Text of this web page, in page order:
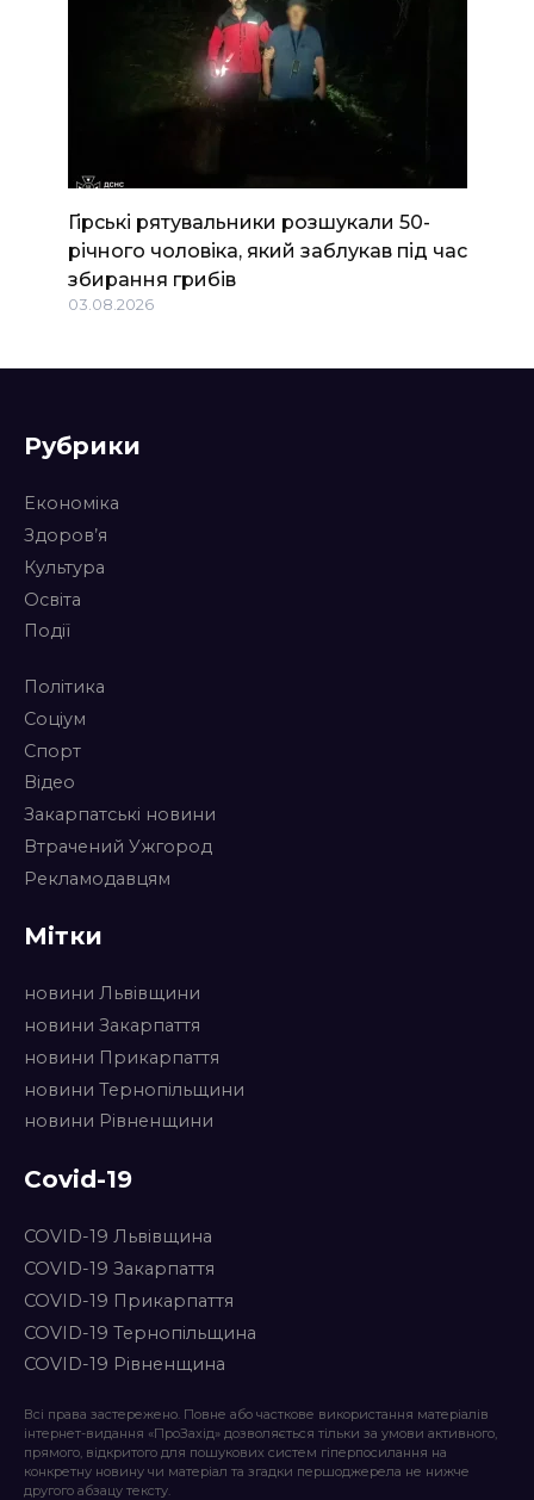
Гірські рятувальники розшукали 50-
річного чоловіка, який заблукав під час
збирання грибів
03.08.2026
Рубрики
Економіка
Здоров’я
Культура
Освіта
Події
Політика
Соціум
Спорт
Відео
Закарпатські новини
Втрачений Ужгород
Рекламодавцям
Мітки
новини Львівщини
новини Закарпаття
новини Прикарпаття
новини Тернопільщини
новини Рівненщини
Covid-19
COVID-19 Львівщина
COVID-19 Закарпаття
COVID-19 Прикарпаття
COVID-19 Тернопільщина
COVID-19 Рівненщина
Всі права застережено. Повне або часткове використання матеріалів
інтернет-видання «ПроЗахід» дозволяється тільки за умови активного,
прямого, відкритого для пошукових систем гіперпосилання на
конкретну новину чи матеріал та згадки першоджерела не нижче
другого абзацу тексту.